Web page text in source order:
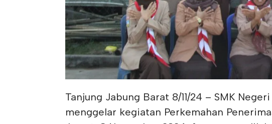
Tanjung Jabung Barat 8/11/24 – SMK
menggelar kegiatan Perkemahan